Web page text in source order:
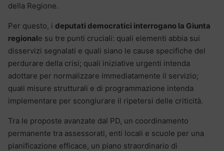
della Regione.
Per questo, i deputati democratici interrogano la Giunta
regionale su tre punti cruciali: quali elementi abbia sui
disservizi segnalati e quali siano le cause specifiche del
perdurare della crisi; quali iniziative urgenti intenda
adottare per normalizzare immediatamente il servizio;
quali misure strutturali e di programmazione intenda
implementare per scongiurare il ripetersi delle criticità.
Tra le proposte avanzate dal PD, un coordinamento
permanente tra assessorati, enti locali e scuole per una
pianificazione efficace, un piano straordinario di